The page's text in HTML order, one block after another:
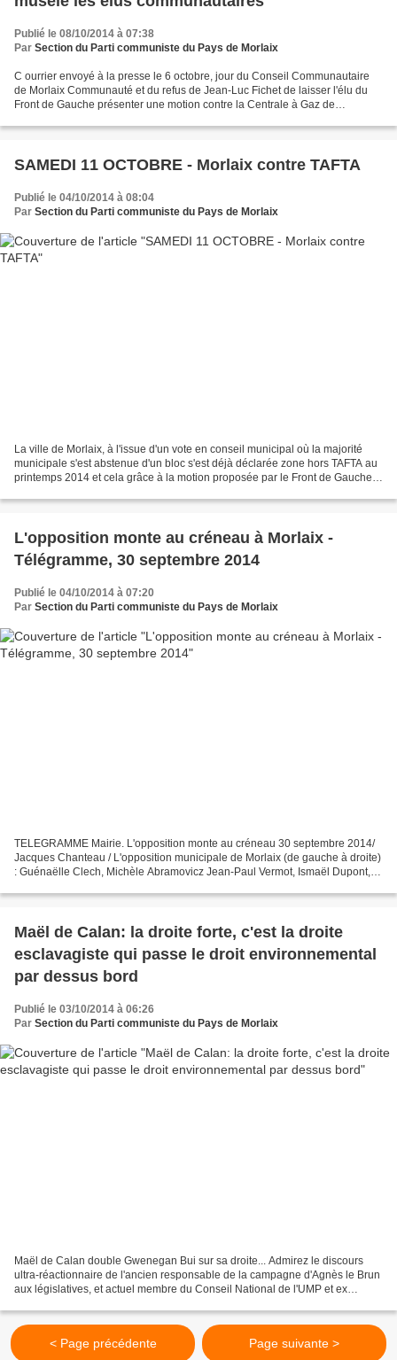
Publié le 08/10/2014 à 07:38
Par Section du Parti communiste du Pays de Morlaix
C ourrier envoyé à la presse le 6 octobre, jour du Conseil Communautaire
de Morlaix Communauté et du refus de Jean-Luc Fichet de laisser l'élu du
Front de Gauche présenter une motion contre la Centrale à Gaz de
SAMEDI 11 OCTOBRE - Morlaix contre TAFTA
Publié le 04/10/2014 à 08:04
Par Section du Parti communiste du Pays de Morlaix
La ville de Morlaix, à l'issue d'un vote en conseil municipal où la majorité
municipale s'est abstenue d'un bloc s'est déjà déclarée zone hors TAFTA au
printemps 2014 et cela grâce à la motion proposée par le Front de Gauche
L'opposition monte au créneau à Morlaix -
Télégramme, 30 septembre 2014
Publié le 04/10/2014 à 07:20
Par Section du Parti communiste du Pays de Morlaix
TELEGRAMME Mairie. L'opposition monte au créneau 30 septembre 2014/
Jacques Chanteau / L'opposition municipale de Morlaix (de gauche à droite)
: Guénaëlle Clech, Michèle Abramovicz Jean-Paul Vermot, Ismaël Dupont,
Maël de Calan: la droite forte, c'est la droite
esclavagiste qui passe le droit environnemental
par dessus bord
Publié le 03/10/2014 à 06:26
Par Section du Parti communiste du Pays de Morlaix
Maël de Calan double Gwenegan Bui sur sa droite... Admirez le discours
ultra-réactionnaire de l'ancien responsable de la campagne d'Agnès le Brun
aux législatives, et actuel membre du Conseil National de l'UMP et ex
< Page précédente Page suivante >